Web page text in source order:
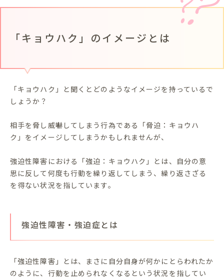
「キョウハク」のイメージとは
「キョウハク」と聞くとどのようなイメージを持っているで
しょうか？
相手を脅し威嚇してしまう行為である「脅迫：キョウハ
ク」をイメージしてしまうかもしれませんが、
強迫性障害における「強迫：キョウハク」とは、自分の意
思に反して何度も行動を繰り返してしまう、繰り返さざる
を得ない状況を指しています。
強迫性障害・強迫症とは
「強迫性障害」とは、まさに自分自身が何かにとらわれたか
のように、行動を止められなくなるという状況を指してい